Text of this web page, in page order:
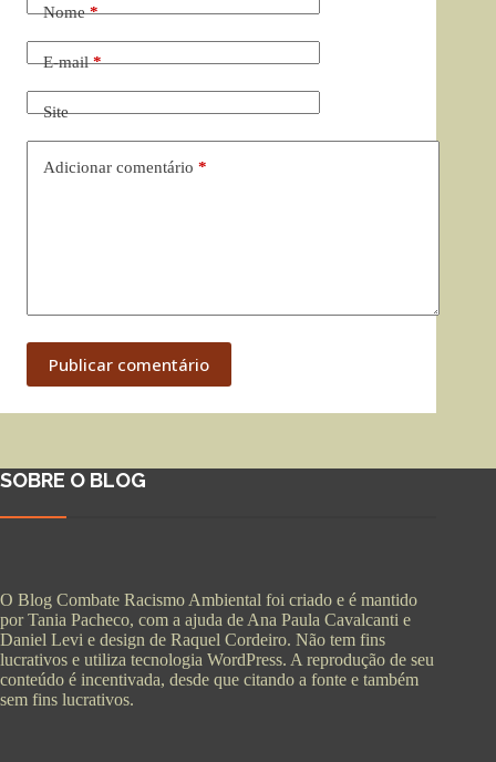
Nome*
E-mail*
Site
Adicionar comentário *
Publicar comentário
SOBRE O BLOG
O Blog Combate Racismo Ambiental foi criado e é mantido
por Tania Pacheco, com a ajuda de Ana Paula Cavalcanti e
Daniel Levi e design de Raquel Cordeiro. Não tem fins
lucrativos e utiliza tecnologia WordPress. A reprodução de seu
conteúdo é incentivada, desde que citando a fonte e também
sem fins lucrativos.